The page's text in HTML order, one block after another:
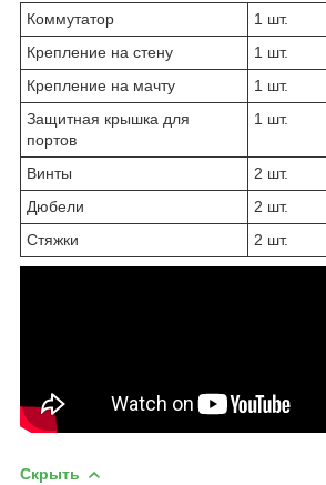
Коммутатор
1 шт.
Крепление на стену
1 шт.
Крепление на мачту
1 шт.
Защитная крышка для
портов
1 шт.
Винты
2 шт.
Дюбели
2 шт.
Стяжки
2 шт.
Скрыть